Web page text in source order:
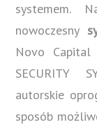
systemem.
nowoczesny
Novo Capital
SECURITY
autorskie
sposób